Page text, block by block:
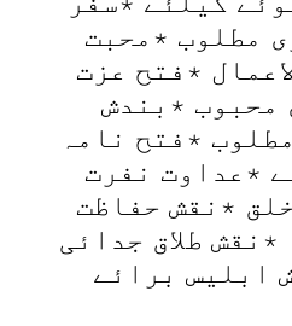
مطلوب ٭محبت
٭فتح عزت
محبوب ٭بندش
٭فتح نامہ
٭عداوت نفرت
٭نقش حفاظت
طلاق جدائی
ابلیس برائے